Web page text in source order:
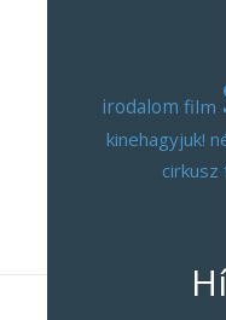
irodalom film
kinehagyjuk!
cirkusz